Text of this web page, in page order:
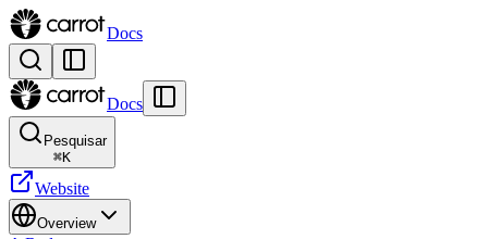
Docs
Docs
Pesquisar
⌘K
Website
Overview